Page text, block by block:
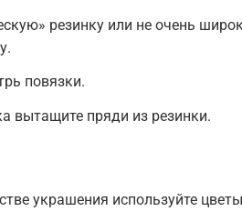
резинку или не очень
повязки.
вытащите пряди из резинки.
украшения используйте